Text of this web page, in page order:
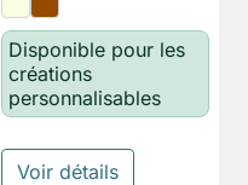
Disponible pour les
créations
personnalisables
Voir détails